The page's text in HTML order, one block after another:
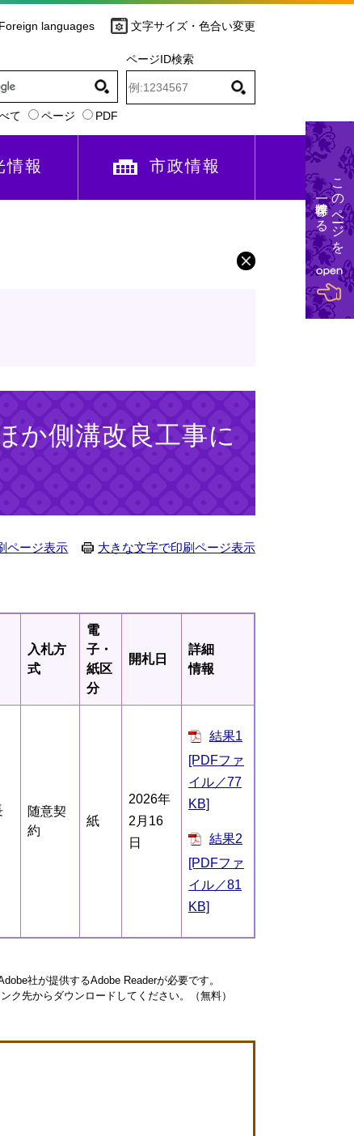
Foreign languages 文字サイズ・色合い変更
て ページ PDF
ページID検索
情報 市政情報
か側溝改良工事に
ページ表示 大きな文字で印刷ページ表示
入札方
式
電
子・
紙区
分
開札日
詳細
情報
随意契
約
紙
2026年
2月16
日
結果1
[PDFファ
イル／77
KB]
結果2
[PDFファ
イル／81
KB]
社が提供するAdobe Readerが必要です。
ク先からダウンロードしてください。（無料）
このページを
一時保存する